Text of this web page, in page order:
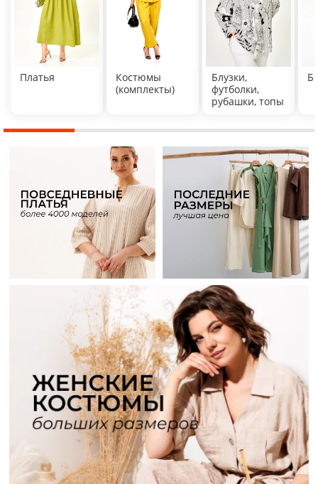
Платья
Костюмы
(комплекты)
Блузки,
футболки,
рубашки, топы